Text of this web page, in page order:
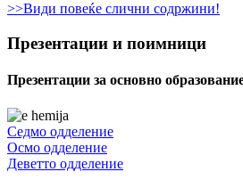
>>Види повеќе слични содржини!
Презентации и поимници
Презентации за основно
Седмо одделение
Осмо одделение
Деветто одделение